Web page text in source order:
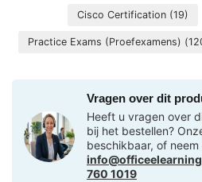
Cisco Certification (19)
Practice Exams (Proefexamens)
Vragen over dit
Heeft u vragen over
bij het bestellen?
beschikbaar, of
760 1019